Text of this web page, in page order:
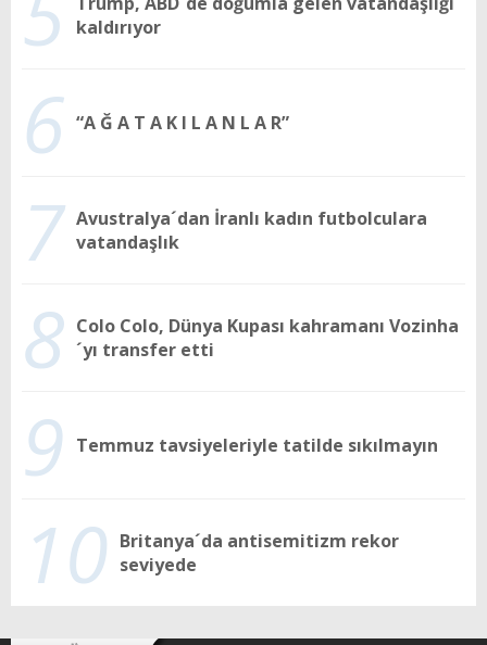
kaldırıyor
6 “A Ğ A T A K I L A N L A R”
7 Avustralya´dan İranlı kadın futbolculara
vatandaşlık
8 Colo Colo, Dünya Kupası kahramanı Vozinha
´yı transfer etti
9 Temmuz tavsiyeleriyle tatilde sıkılmayın
10 Britanya´da antisemitizm rekor
seviyede